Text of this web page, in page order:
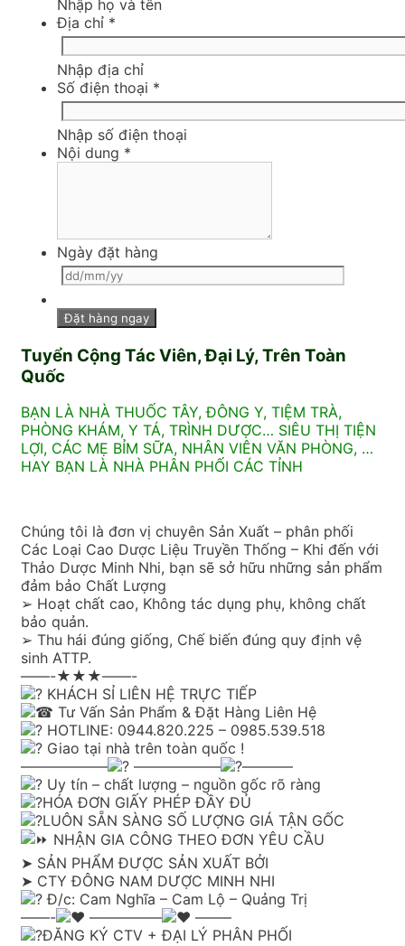
Nhập họ và tên
Địa chỉ *
Nhập địa chỉ
Số điện thoại *
Nhập số điện thoại
Nội dung *
Ngày đặt hàng
Tuyển Cộng Tác Viên, Đại Lý, Trên Toàn
Quốc
BẠN LÀ NHÀ THUỐC TÂY, ĐÔNG Y, TIỆM TRÀ,
PHÒNG KHÁM, Y TÁ, TRÌNH DƯỢC… SIÊU THỊ TIỆN
LỢI, CÁC MẸ BỈM SỮA, NHÂN VIÊN VĂN PHÒNG, …
HAY BẠN LÀ NHÀ PHÂN PHỐI CÁC TỈNH
Chúng tôi là đơn vị chuyên Sản Xuất – phân phối
Các Loại Cao Dược Liệu Truyền Thống – Khi đến với
Thảo Dược Minh Nhi, bạn sẽ sở hữu những sản phẩm
đảm bảo Chất Lượng
➢ Hoạt chất cao, Không tác dụng phụ, không chất
bảo quản.
➢ Thu hái đúng giống, Chế biến đúng quy định vệ
sinh ATTP.
——-★★★——-
KHÁCH SỈ LIÊN HỆ TRỰC TIẾP
Tư Vấn Sản Phẩm & Đặt Hàng Liên Hệ
HOTLINE: 0944.820.225 – 0985.539.518
Giao tại nhà trên toàn quốc !
——————
——————
———–
Uy tín – chất lượng – nguồn gốc rõ ràng
HÓA ĐƠN GIẤY PHÉP ĐẦY ĐỦ
LUÔN SẴN SÀNG SỐ LƯỢNG GIÁ TẬN GỐC
NHẬN GIA CÔNG THEO ĐƠN YÊU CẦU
➤ SẢN PHẨM ĐƯỢC SẢN XUẤT BỞI
➤ CTY ĐÔNG NAM DƯỢC MINH NHI
Đ/c: Cam Nghĩa – Cam Lộ – Quảng Trị
——-
—————
——–
ĐĂNG KÝ CTV + ĐẠI LÝ PHÂN PHỐI